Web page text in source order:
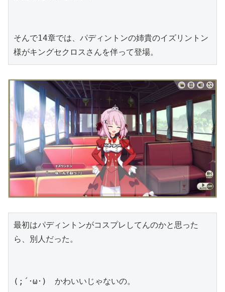
そんで14章では、パディントンの姉貴のイズリントン
様がキングセクロスさんを伴って登場。
最初はパディントンがコスプレしてんのかと思った
ら、別人だった。
(;´･ω･)　かわいいじゃないの。